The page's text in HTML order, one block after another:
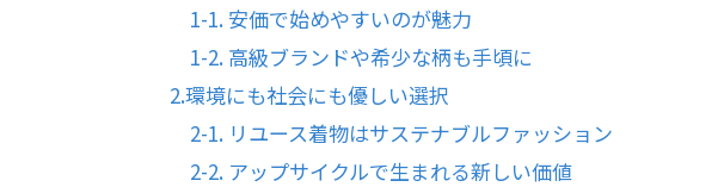
1-1. 安価で始めやすいのが魅力
1-2. 高級ブランドや希少な柄も手頃に
2.環境にも社会にも優しい選択
2-1. リユース着物はサステナブルファッション
2-2. アップサイクルで生まれる新しい価値